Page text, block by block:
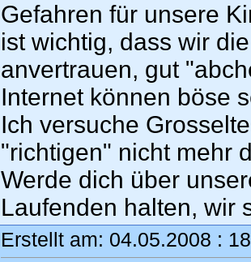
Gefahren für unsere
ist wichtig, dass wir
anvertrauen, gut
Internet können böse
Ich versuche
"richtigen" nicht mehr
Werde dich über
Laufenden halten, wir
Erstellt am: 04.05.2008 :